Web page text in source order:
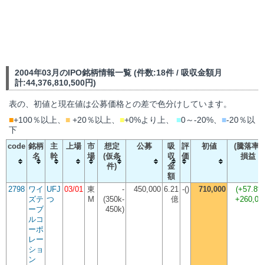
2004年03月のIPO銘柄情報一覧 (件数:18件 / 吸収金額月
計:44,376,810,500円)
表の、初値と現在値は公募価格との差で色分けしています。
■+100％以上、 ■ +20％以上、 ■+0%より上、 ■0～-20%、 ■-20％以
下
code 銘柄
名
主
幹
上場
市
場
想定
(仮条
件)
公募
吸
収
金
額
評
価
初値
(騰落率)
損益
2798 ワイ
ズテ
ーブ
ルコ
ーポ
レー
ショ
ン
UFJ
つ
03/01 東
M
-
(350k-
450k)
450,000 6.21
億
-() 710,000 (+57.8%